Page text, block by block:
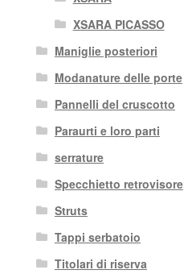
XSARA PICASSO
Maniglie posteriori
Modanature delle porte
Pannelli del cruscotto
Paraurti e loro parti
serrature
Specchietto retrovisore
Struts
Tappi serbatoio
Titolari di riserva